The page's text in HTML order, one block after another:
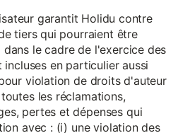
garantit Holidu contre
tiers qui pourraient être
le cadre de l'exercice des
en particulier aussi
violation de droits d'auteur
les réclamations,
pertes et dépenses qui
avec : (i) une violation des